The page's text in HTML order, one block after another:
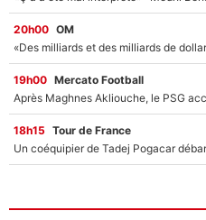
20h00 OM
19h00 Mercato Football
18h15 Tour de France